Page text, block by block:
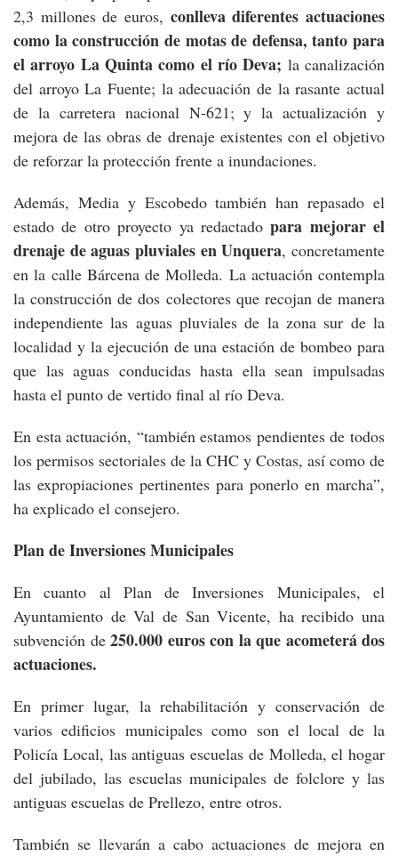
2,3 millones de euros, conlleva diferentes actuaciones
como la construcción de motas de defensa, tanto para
el arroyo La Quinta como el río Deva; la canalización
del arroyo La Fuente; la adecuación de la rasante actual
de la carretera nacional N-621; y la actualización y
mejora de las obras de drenaje existentes con el objetivo
de reforzar la protección frente a inundaciones.
Además, Media y Escobedo también han repasado el
estado de otro proyecto ya redactadopara mejorar el
drenaje de aguas pluviales en Unquera, concretamente
en la calle Bárcena de Molleda. La actuación contempla
la construcción de dos colectores que recojan de manera
independiente las aguas pluviales de la zona sur de la
localidad y la ejecución de una estación de bombeo para
que las aguas conducidas hasta ella sean impulsadas
hasta el punto de vertido final al río Deva.
En esta actuación, “también estamos pendientes de todos
los permisos sectoriales de la CHC y Costas, así como de
las expropiaciones pertinentes para ponerlo en marcha”,
ha explicado el consejero.
Plan de Inversiones Municipales
En cuanto al Plan de Inversiones Municipales, el
Ayuntamiento de Val de San Vicente, ha recibido una
subvención de 250.000 euros con la que acometerá dos
actuaciones.
En primer lugar, la rehabilitación y conservación de
varios edificios municipales como son el local de la
Policía Local, las antiguas escuelas de Molleda, el hogar
del jubilado, las escuelas municipales de folclore y las
antiguas escuelas de Prellezo, entre otros.
También se llevarán a cabo actuaciones de mejora en